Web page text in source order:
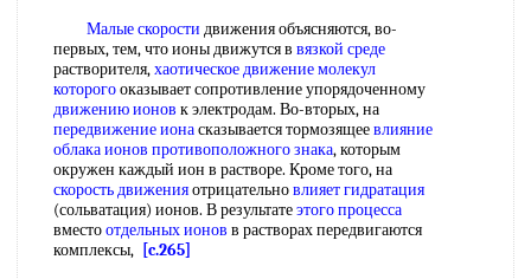
Малые скорости движения объясняются, во-
первых, тем, что ионы движутся в вязкой среде
растворителя,хаотическое движениемолекул
которогооказывает сопротивление упорядоченному
движению ионов к электродам. Во-вторых, на
передвижение ионасказывается тормозящеевлияние
облакаионов противоположного знака, которым
окружен каждый ион в растворе. Кроме того, на
скорость движенияотрицательновлияет гидратация
(сольватация) ионов. В результатеэтого процесса
вместоотдельных ионов в растворах передвигаются
комплексы, [c.265]